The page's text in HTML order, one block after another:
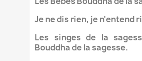
Je ne dis rien, je n'entend
Les singes de la
Bouddha de la sagesse.